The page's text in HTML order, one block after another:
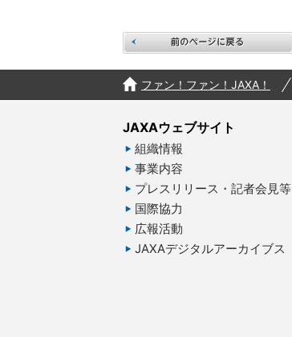
ファン！ファン！JAXA！
JAXAウェブサイト
組織情報
事業内容
プレスリリース・記者会見等
国際協力
広報活動
JAXAデジタルアーカイブス